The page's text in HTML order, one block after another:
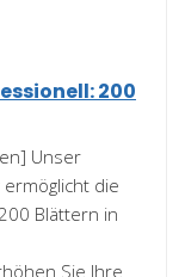
200
Unser
die
Blättern in
Sie Ihre